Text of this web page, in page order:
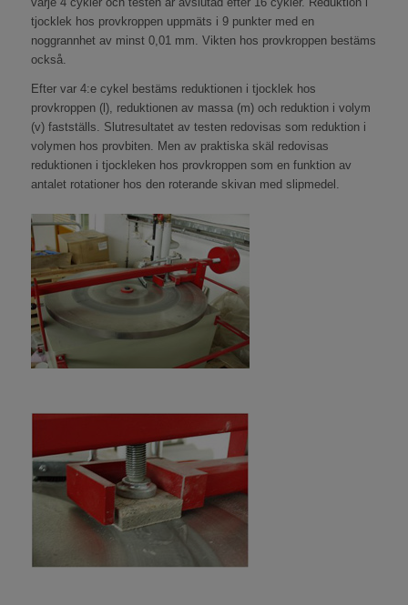
tjocklek hos provkroppen uppmäts i 9 punkter med en
noggrannhet av minst 0,01 mm. Vikten hos provkroppen bestäms
också.
Efter var 4:e cykel bestäms reduktionen i tjocklek hos
provkroppen (l), reduktionen av massa (m) och reduktion i volym
(v) fastställs. Slutresultatet av testen redovisas som reduktion i
volymen hos provbiten. Men av praktiska skäl redovisas
reduktionen i tjockleken hos provkroppen som en funktion av
antalet rotationer hos den roterande skivan med slipmedel.